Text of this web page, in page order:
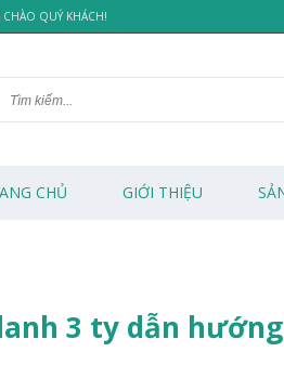
CHÀO QUÝ KHÁCH!
CHỦ GIỚI THIỆU
3 ty dẫn hướng